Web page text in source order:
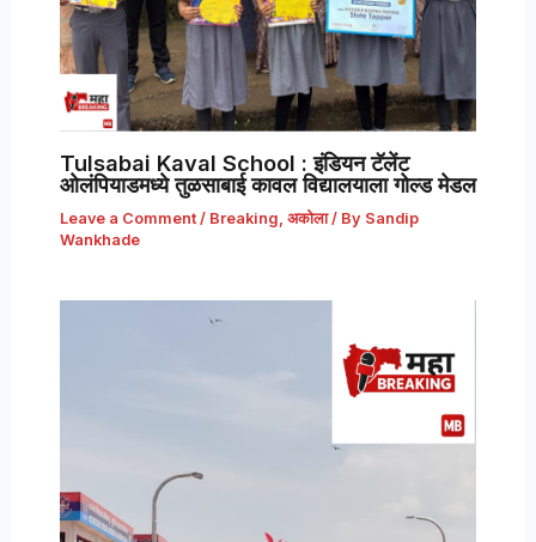
Tulsabai Kaval School : इंडियन टॅलेंट
ओलंपियाडमध्ये तुळसाबाई कावल विद्यालयाला गोल्ड मेडल
Leave a Comment / Breaking अकोला/ By Sandip
Wankhade